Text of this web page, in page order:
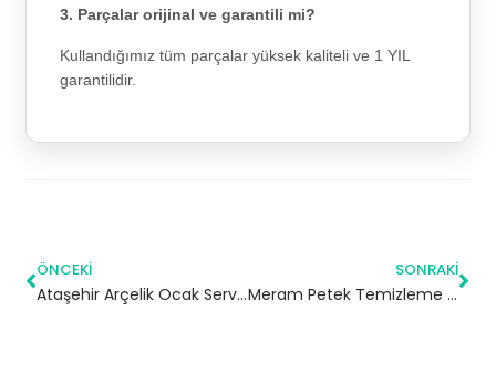
3. Parçalar orijinal ve garantili mi?
Kullandığımız tüm parçalar yüksek kaliteli ve 1 YIL
garantilidir.
ÖNCEKI
Ataşehir Arçelik Ocak Servisi
SONRAKI
Meram Petek Temizleme | Konya